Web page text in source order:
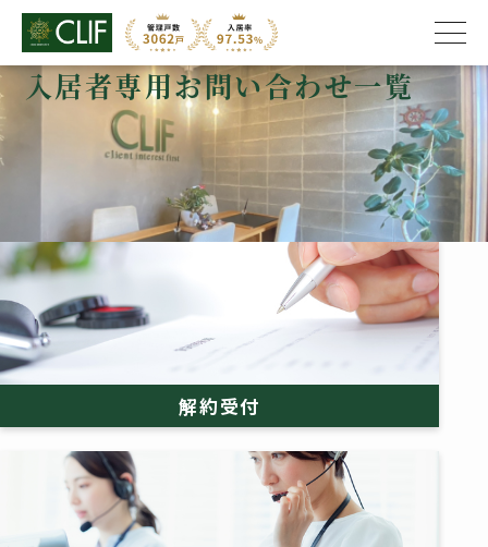
入居者専用お問い合わせ一覧
>入居者専用お問い合わせ一覧
解約受付